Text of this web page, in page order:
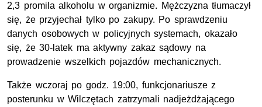
2,3 promila alkoholu w organizmie. Mężczyzna tłumaczył
się, że przyjechał tylko po zakupy. Po sprawdzeniu
danych osobowych w policyjnych systemach, okazało
się, że 30-latek ma aktywny zakaz sądowy na
prowadzenie wszelkich pojazdów mechanicznych.
Także wczoraj po godz. 19:00, funkcjonariusze z
posterunku w Wilczętach zatrzymali nadjeżdżającego